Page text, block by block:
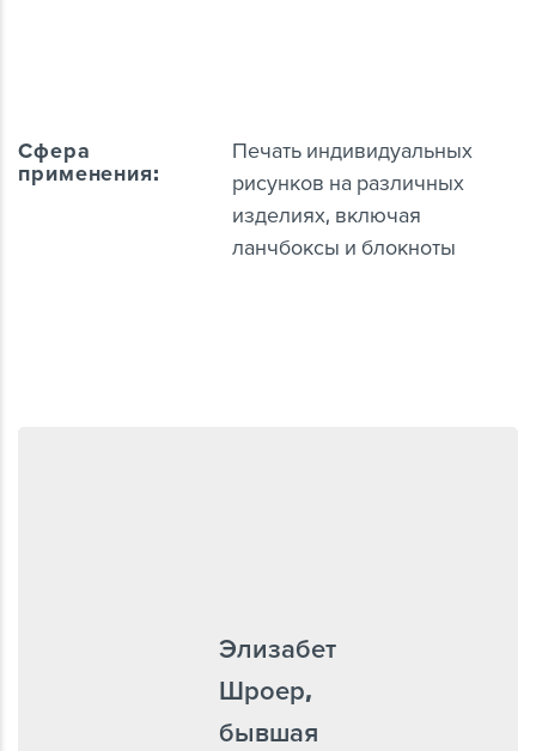
Сфера
применения:
Печать индивидуальных
рисунков на различных
изделиях, включая
ланчбоксы и блокноты
Элизабет
Шроер,
бывшая